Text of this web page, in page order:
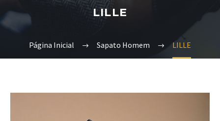
LILLE
Página Inicial Sapato Homem LILLE